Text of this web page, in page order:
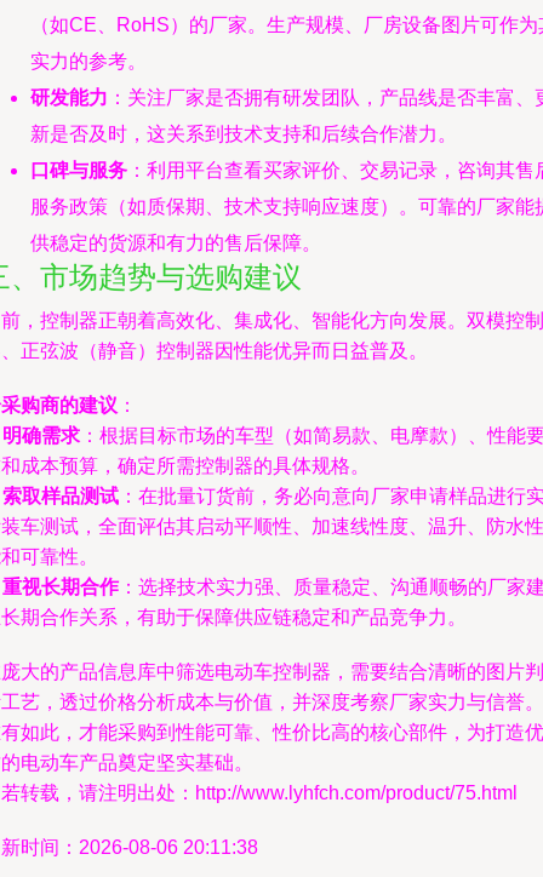
（如CE、RoHS）的厂家。生产规模、厂房设备图片可作为
实力的参考。
研发能力 ：关注厂家是否拥有研发团队，产品线是否丰富、
新是否及时，这关系到技术支持和后续合作潜力。
口碑与服务 ：利用平台查看买家评价、交易记录，咨询其售
服务政策（如质保期、技术支持响应速度）。可靠的厂家能
供稳定的货源和有力的售后保障。
、市场趋势与选购建议
，控制器正朝着高效化、集成化、智能化方向发展。双模控制
正弦波（静音）控制器因性能优异而日益普及。
购商的建议 ：
明确需求 ：根据目标市场的车型（如简易款、电摩款）、性能
成本预算，确定所需控制器的具体规格。
索取样品测试 ：在批量订货前，务必向意向厂家申请样品进行
车测试，全面评估其启动平顺性、加速线性度、温升、防水性
可靠性。
重视长期合作：选择技术实力强、质量稳定、沟通顺畅的厂家
期合作关系，有助于保障供应链稳定和产品竞争力。
大的产品信息库中筛选电动车控制器，需要结合清晰的图片判
艺，透过价格分析成本与价值，并深度考察厂家实力与信誉。
如此，才能采购到性能可靠、性价比高的核心部件，为打造优
电动车产品奠定坚实基础。
转载，请注明出处：http://www.lyhfch.com/product/75.html
时间：2026-08-06 20:11:38